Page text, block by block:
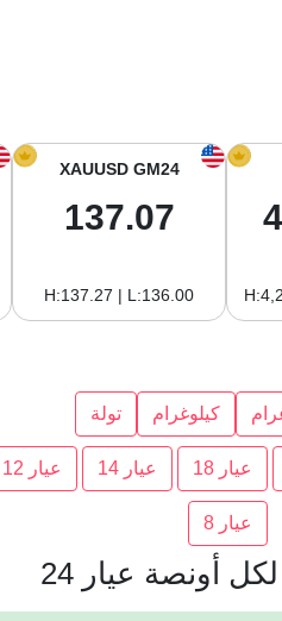
XAUUSD GM24
137.07
H:137.27 | L:136.00
كيلوغرام تولة
عيار 18 عيار 14 عيار 12
عيار 8
أونصة عيار 24